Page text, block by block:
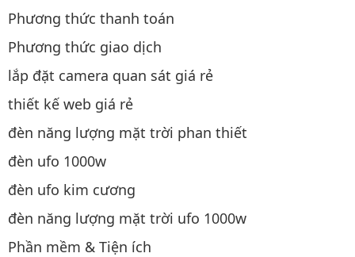
Phương thức thanh toán
Phương thức giao dịch
lắp đặt camera quan sát giá rẻ
thiết kế web giá rẻ
đèn năng lượng mặt trời phan thiết
đèn ufo 1000w
đèn ufo kim cương
đèn năng lượng mặt trời ufo 1000w
Phần mềm & Tiện ích